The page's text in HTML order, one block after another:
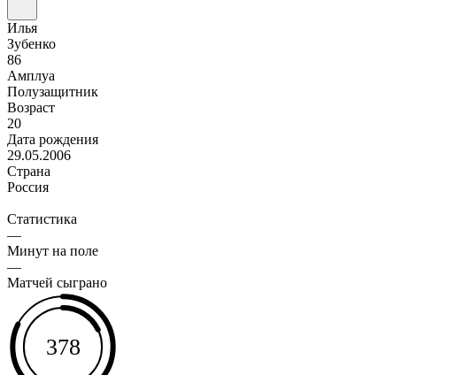
Илья
Зубенко
86
Амплуа
Полузащитник
Возраст
20
Дата рождения
29.05.2006
Страна
Россия
Статистика
—
Минут на поле
—
Матчей сыграно
378